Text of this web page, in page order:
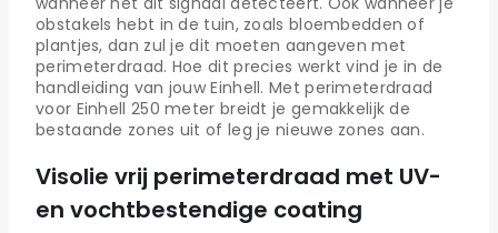
obstakels hebt in de tuin, zoals bloembedden of
plantjes, dan zul je dit moeten aangeven met
perimeterdraad. Hoe dit precies werkt vind je in de
handleiding van jouw Einhell. Met perimeterdraad
voor Einhell 250 meter breidt je gemakkelijk de
bestaande zones uit of leg je nieuwe zones aan.
Visolie vrij perimeterdraad met UV-
en vochtbestendige coating